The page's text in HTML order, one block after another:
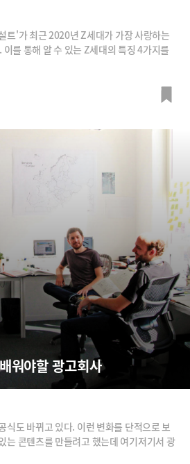
트'가 최근 2020년 Z세대가 가장 사랑하는
를 통해 알 수 있는 Z세대의 특징 4가지를
워야할 광고회사
식도 바뀌고 있다. 이런 변화를 단적으로 보
는 콘텐츠를 만들려고 했는데 여기저기서 광